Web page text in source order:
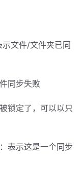
文件/文件夹已同
同步失败
锁定了，可以以只
表示这是一个同步